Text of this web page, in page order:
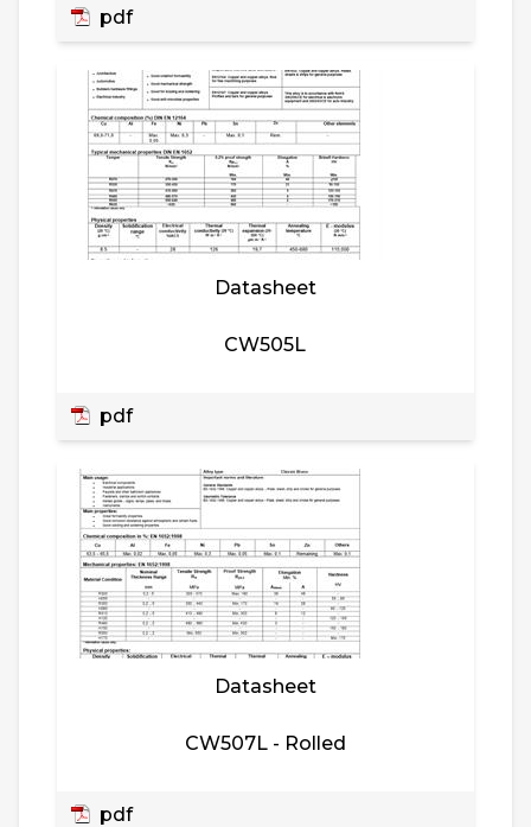
pdf
Datasheet
CW505L
pdf
Datasheet
CW507L - Rolled
pdf